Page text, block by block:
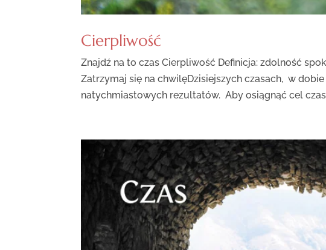
Cierpliwość
Znajdź na to czas Cierpliwość Definicja: zdolność
Zatrzymaj się na chwilęDzisiejszych czasach, w
natychmiastowych rezultatów. Aby osiągnąć cel